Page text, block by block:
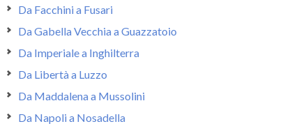
Da Facchini a Fusari
Da Gabella Vecchia a Guazzatoio
Da Imperiale a Inghilterra
Da Libertà a Luzzo
Da Maddalena a Mussolini
Da Napoli a Nosadella